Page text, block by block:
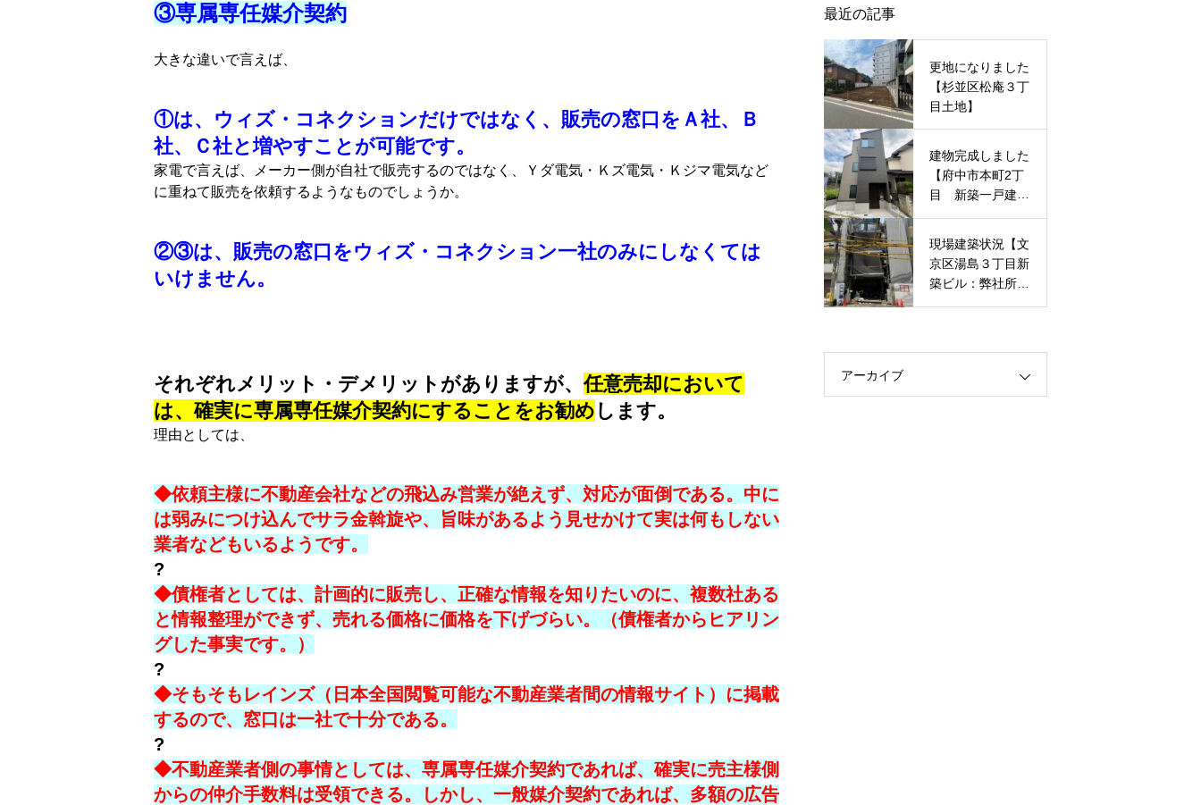
③専属専任媒介契約
大きな違いで言えば、
①は、ウィズ・コネクションだけではなく、販売の窓口をＡ社、Ｂ
社、Ｃ社と増やすことが可能です。
家電で言えば、メーカー側が自社で販売するのではなく、Ｙダ電気・Ｋズ電気・Ｋジマ電気など
に重ねて販売を依頼するようなものでしょうか。
②③は、販売の窓口をウィズ・コネクション一社のみにしなくては
いけません。
それぞれメリット・デメリットがありますが、任意売却において
は、確実に専属専任媒介契約にすることをお勧め します。
理由としては、
◆依頼主様に不動産会社などの飛込み営業が絶えず、対応が面倒である。中に
は弱みにつけ込んでサラ金斡旋や、旨味があるよう見せかけて実は何もしない
業者などもいるようです。
?
◆債権者としては、計画的に販売し、正確な情報を知りたいのに、複数社ある
と情報整理ができず、売れる価格に価格を下げづらい。（債権者からヒアリン
グした事実です。）
?
◆そもそもレインズ（日本全国閲覧可能な不動産業者間の情報サイト）に掲載
するので、窓口は一社で十分である。
?
◆不動産業者側の事情としては、専属専任媒介契約であれば、確実に売主様側
からの仲介手数料は受領できる。しかし、一般媒介契約であれば、多額の広告
最近の記事
更地になりました
【杉並区松庵３丁
目土地】
建物完成しました
【府中市本町2丁
目 新築一戸建
現場建築状況【文
京区湯島３丁目新
築ビル：弊社所
アーカイブ